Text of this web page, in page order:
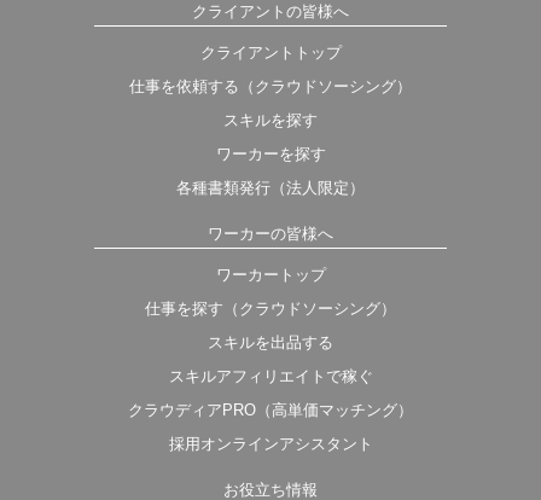
クライアントの皆様へ
クライアントトップ
仕事を依頼する（クラウドソーシング）
スキルを探す
ワーカーを探す
各種書類発行（法人限定）
ワーカーの皆様へ
ワーカートップ
仕事を探す（クラウドソーシング）
スキルを出品する
スキルアフィリエイトで稼ぐ
クラウディアPRO（高単価マッチング）
採用オンラインアシスタント
お役立ち情報